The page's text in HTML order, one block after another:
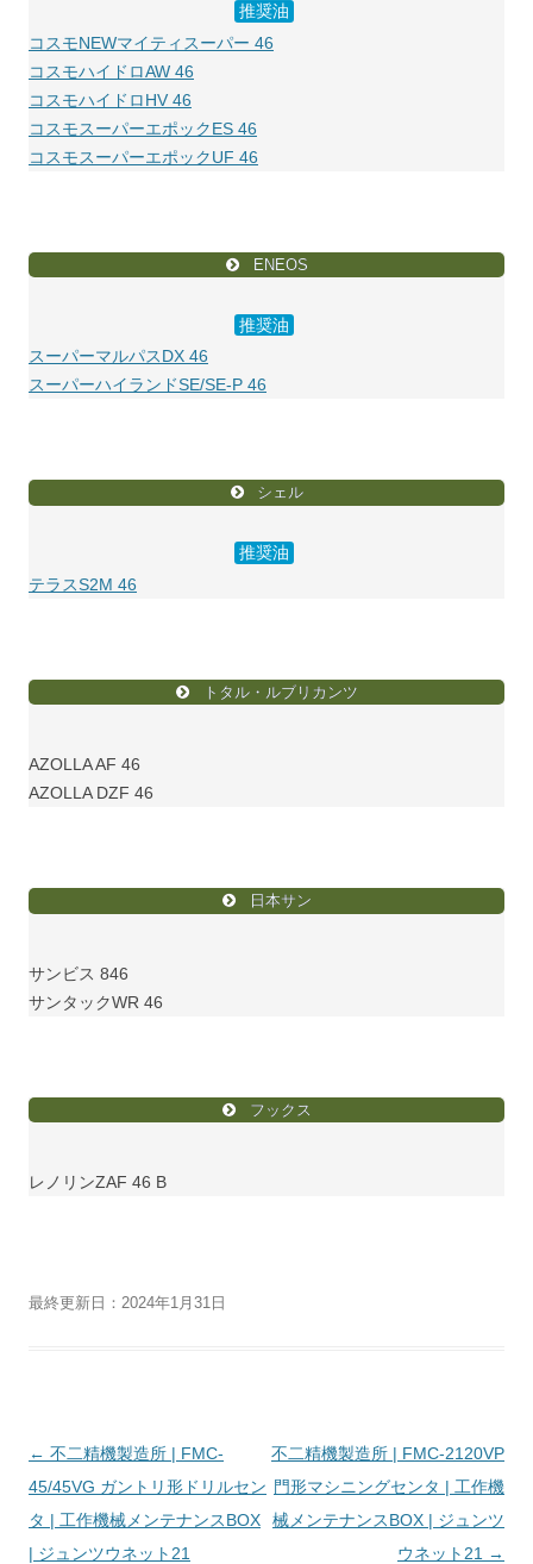
推奨油
コスモNEWマイティスーパー 46
コスモハイドロAW 46
コスモハイドロHV 46
コスモスーパーエポックES 46
コスモスーパーエポックUF 46
ENEOS
推奨油
スーパーマルパスDX 46
スーパーハイランドSE/SE-P 46
シェル
推奨油
テラスS2M 46
トタル・ルブリカンツ
AZOLLA AF 46
AZOLLA DZF 46
日本サン
サンビス 846
サンタックWR 46
フックス
レノリンZAF 46 B
最終更新日：2024年1月31日
投
稿
ナ
ビ
← 不二精機製造所 | FMC-
45/45VG ガントリ形ドリルセン
タ | 工作機械メンテナンスBOX
| ジュンツウネット21
不二精機製造所 | FMC-2120VP
門形マシニングセンタ | 工作機
械メンテナンスBOX | ジュンツ
ウネット21 →